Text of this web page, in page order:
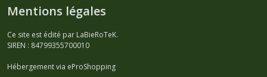
Mentions légales
Ce site est édité par LaBieRoTeK.
SIREN : 84799355700010
Hébergement via eProShopping